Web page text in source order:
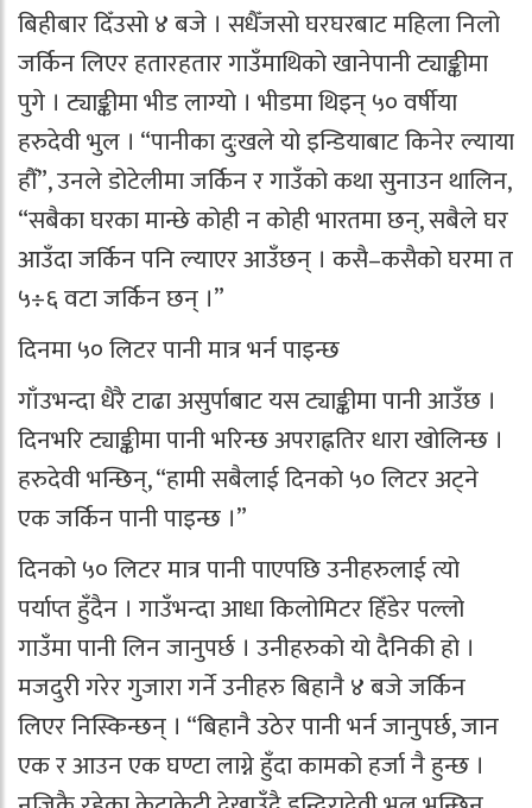
बिहीबार दिँउसो ४ बजे । सधैँजसो घरघरबाट महिला निलो
जर्किन लिएर हतारहतार गाउँमाथिको खानेपानी ट्याङ्कीमा
पुगे । ट्याङ्कीमा भीड लाग्यो । भीडमा थिइन् ५० वर्षीया
हरुदेवी भुल । “पानीका दुःखले यो इन्डियाबाट किनेर ल्याया
हौँ”, उनले डोटेलीमा जर्किन र गाउँको कथा सुनाउन थालिन,
“सबैका घरका मान्छे कोही न कोही भारतमा छन्, सबैले घर
आउँदा जर्किन पनि ल्याएर आउँछन् । कसै–कसैको घरमा त
५÷६ वटा जर्किन छन् ।”
दिनमा ५० लिटर पानी मात्र भर्न पाइन्छ
गाँउभन्दा धैरै टाढा असुर्पाबाट यस ट्याङ्कीमा पानी आउँछ ।
दिनभरि ट्याङ्कीमा पानी भरिन्छ अपराह्नतिर धारा खोलिन्छ ।
हरुदेवी भन्छिन्, “हामी सबैलाई दिनको ५० लिटर अट्ने
एक जर्किन पानी पाइन्छ ।”
दिनको ५० लिटर मात्र पानी पाएपछि उनीहरुलाई त्यो
पर्याप्त हुँदैन । गाउँभन्दा आधा किलोमिटर हिँडेर पल्लो
गाउँमा पानी लिन जानुपर्छ । उनीहरुको यो दैनिकी हो ।
मजदुरी गरेर गुजारा गर्ने उनीहरु बिहानै ४ बजे जर्किन
लिएर निस्किन्छन् । “बिहानै उठेर पानी भर्न जानुपर्छ, जान
एक र आउन एक घण्टा लाग्ने हुँदा कामको हर्जा नै हुन्छ ।